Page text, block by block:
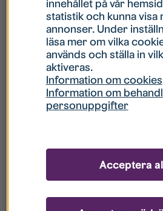
Hur gör jag om mitt
Hur gör jag när jag
Vad innebär Gästkonto/
innehållet på vår
statistik och kunna visa
annonser. Under
läsa mer om vilka
används och ställa in
aktiveras.
Information om cookies
Information om
personuppgifter
Acceptera